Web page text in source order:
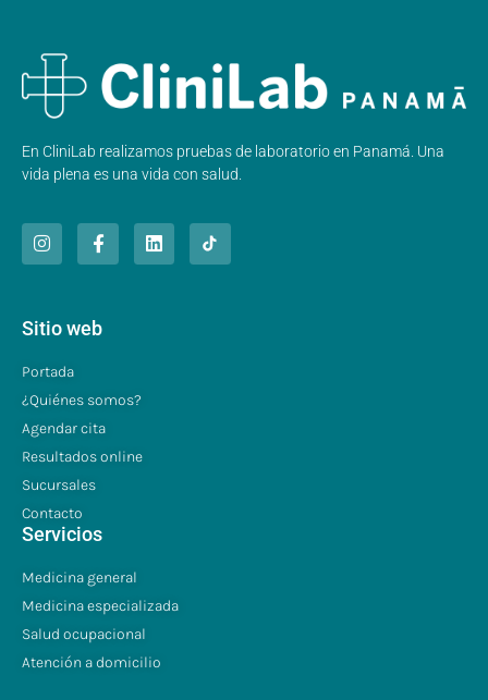
En CliniLab realizamos pruebas de laboratorio en Panamá. Una
vida plena es una vida con salud.
Sitio web
Portada
¿Quiénes somos?
Agendar cita
Resultados online
Sucursales
Contacto
Servicios
Medicina general
Medicina especializada
Salud ocupacional
Atención a domicilio